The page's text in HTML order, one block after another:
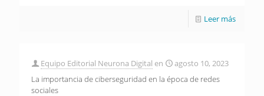
Leer más
Equipo Editorial Neurona Digital en
agosto 10, 2023
La importancia de ciberseguridad en la época de redes
sociales